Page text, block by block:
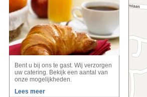
Bent u bij ons te gast. Wij verzorgen
uw catering. Bekijk een aantal van
onze mogelijkheden.
Lees meer